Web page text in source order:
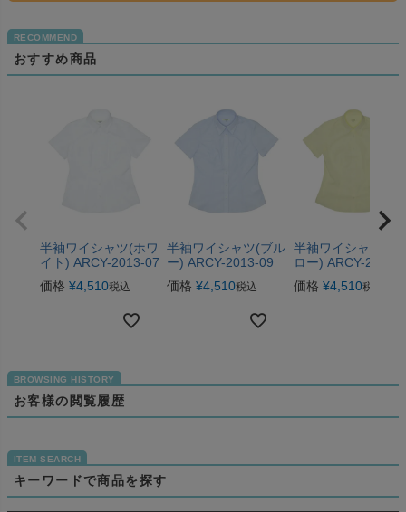
おすすめ商品
半袖ワイシャツ(ホワ
イト) ARCY-2013-07
価格 ¥4,510税込
半袖ワイシャツ(ブル
ー) ARCY-2013-09
価格 ¥4,510税込
半袖ワイシャツ(イ
ロー) ARCY-2013-
価格 ¥4,510税込
お客様の閲覧履歴
キーワードで商品を探す